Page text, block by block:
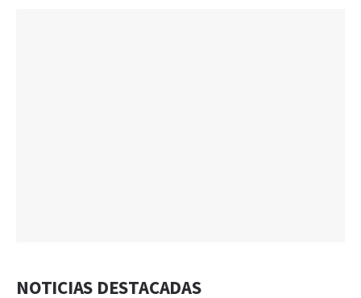
NOTICIAS DESTACADAS